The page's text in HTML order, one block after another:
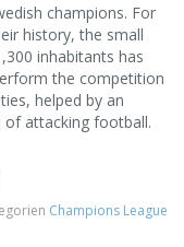
champions. For
history, the small
inhabitants has
the competition
helped by an
of attacking football.
Champions League